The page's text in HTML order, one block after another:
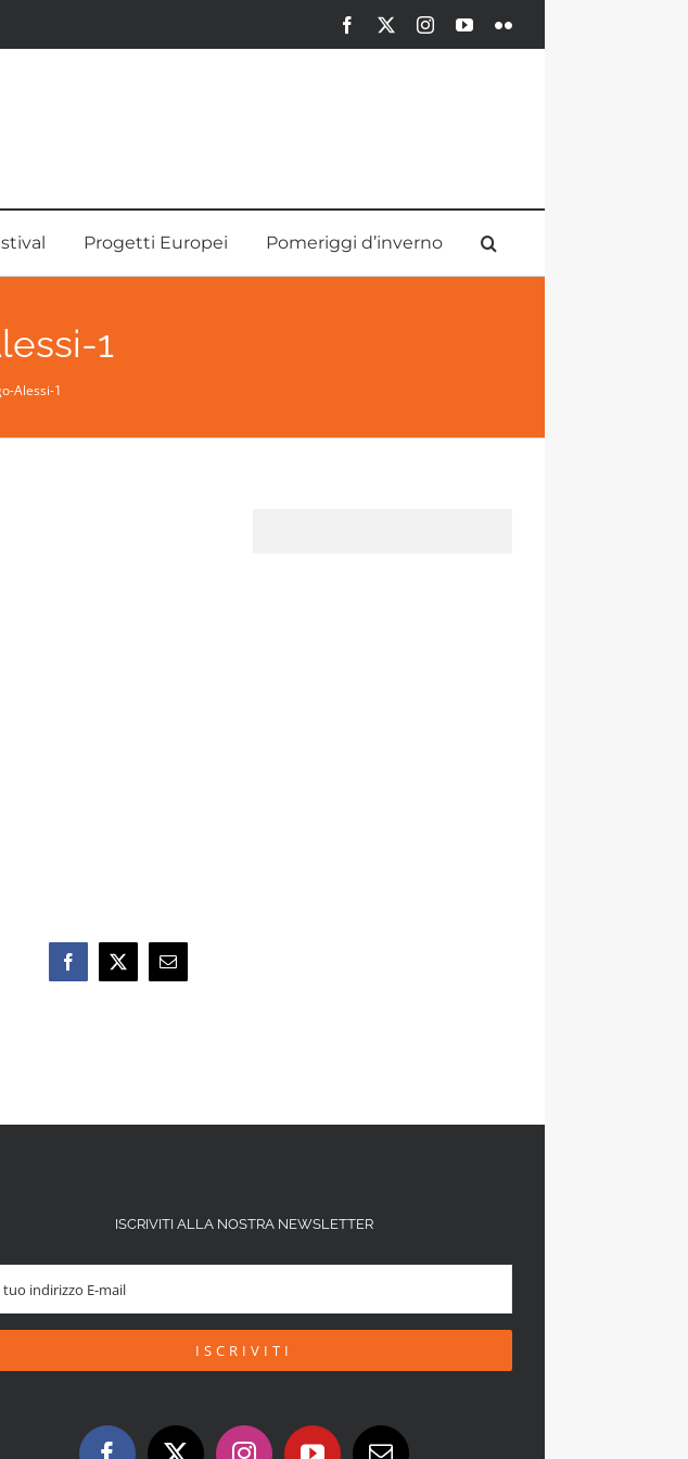
Facebook InstagramYouTubeFlickr
Progetti Europei Pomeriggi d’inverno
1
Alessi-1
ISCRIVITI ALLA NOSTRA NEWSLETTER